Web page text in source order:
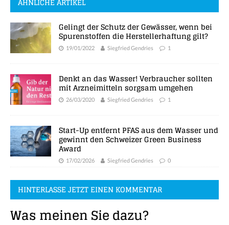
Gelingt der Schutz der Gewässer, wenn bei
Spurenstoffen die Herstellerhaftung gilt?
19/01/2022 Siegfried Gendries 1
Denkt an das Wasser! Verbraucher sollten
mit Arzneimitteln sorgsam umgehen
26/03/2020 Siegfried Gendries 1
Start-Up entfernt PFAS aus dem Wasser und
gewinnt den Schweizer Green Business
Award
17/02/2026 Siegfried Gendries 0
HINTERLASSE JETZT EINEN KOMMENTAR
Was meinen Sie dazu?